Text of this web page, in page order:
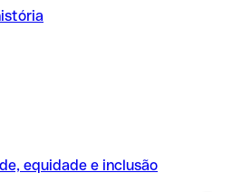
equidade e inclusão